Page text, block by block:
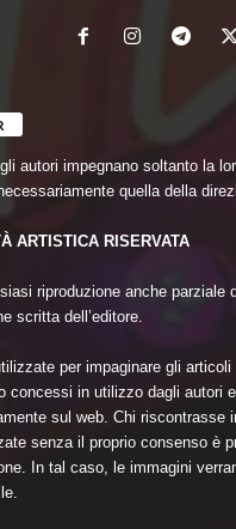
autori impegnano soltanto la
quella della
ARTISTICA RISERVATA
riproduzione anche parziale
scritta dell’editore.
per impaginare gli articoli
concessi in utilizzo dagli autori
sul web. Chi riscontrasse
senza il proprio consenso è
In tal caso, le immagini